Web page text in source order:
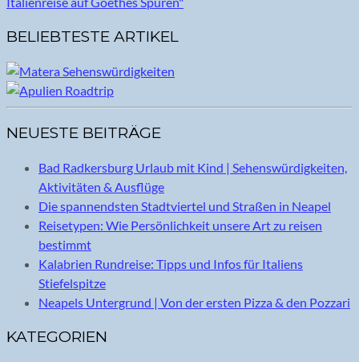
BELIEBTESTE ARTIKEL
NEUESTE BEITRÄGE
Bad Radkersburg Urlaub mit Kind | Sehenswürdigkeiten,
Aktivitäten & Ausflüge
Die spannendsten Stadtviertel und Straßen in Neapel
Reisetypen: Wie Persönlichkeit unsere Art zu reisen
bestimmt
Kalabrien Rundreise: Tipps und Infos für Italiens
Stiefelspitze
Neapels Untergrund | Von der ersten Pizza & den Pozzari
KATEGORIEN